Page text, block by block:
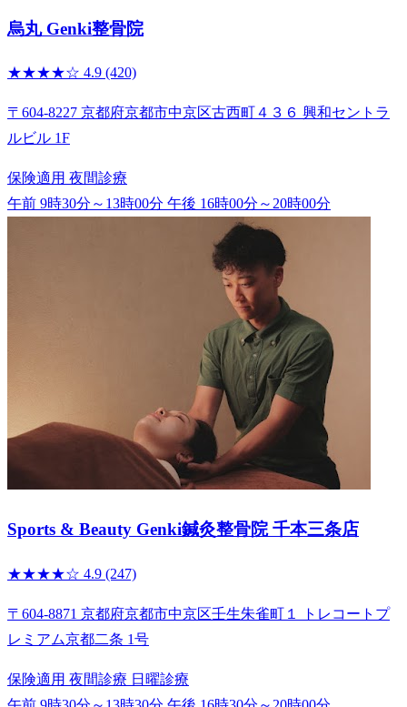
烏丸 Genki整骨院
★★★★☆ 4.9 (420)
〒604-8227 京都府京都市中京区古西町４３６ 興和セントラ
ルビル 1F
保険適用 夜間診療
午前 9時30分～13時00分 午後 16時00分～20時00分
Sports & Beauty Genki鍼灸整骨院 千本三条店
★★★★☆ 4.9 (247)
〒604-8871 京都府京都市中京区壬生朱雀町１ トレコートプ
レミアム京都二条 1号
保険適用 夜間診療 日曜診療